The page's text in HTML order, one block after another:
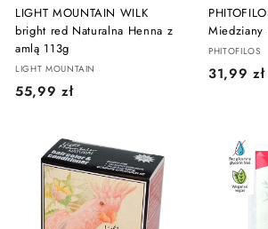
LIGHT MOUNTAIN WILK
bright red Naturalna Henna z
amlą 113g
LIGHT MOUNTAIN
55,99 zł5
9
9
z
ł
PHITOFILOS
31,99 zł3
ł